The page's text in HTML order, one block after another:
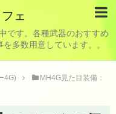
ェ
です。各種武器のおすすめ
多数用意しています。。
4G)
MH4G見た目装備：